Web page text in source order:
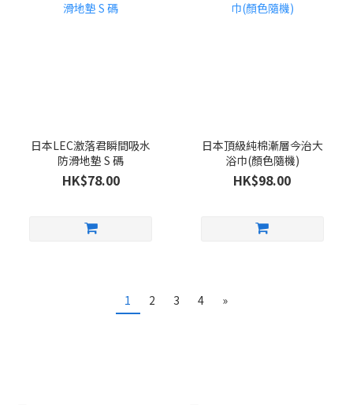
日本LEC激落君瞬間吸水
防滑地墊 S 碼
HK$78.00
日本頂級純棉漸層今治大
浴巾(顏色隨機)
HK$98.00
1 2 3 4 »